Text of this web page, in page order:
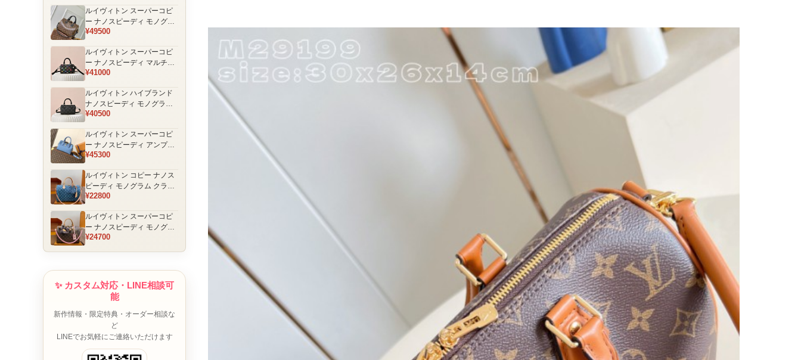
気モデル
ルイヴィトン スーパーコピ
ー ナノスピーディ モノグラ
ム ブラックハンドル 2WAY
¥49500
ルイヴィトン スーパーコピ
ー ナノスピーディ マルチカ
ラーモノグラム ミニボスト
ス
¥41000
ルイヴィトン ハイブランド
ナノスピーディ モノグラム
シャドウ 2WAYミニバッグ
¥40500
ルイヴィトン スーパーコピ
ー ナノスピーディ アンプラ
ントレザー ミニボストンバ
すめ
¥45300
ルイヴィトン コピー ナノス
ピーディ モノグラム クラシ
ックデザイン ミニボストン
¥22800
ルイヴィトン スーパーコピ
ー ナノスピーディ モノグラ
ム チャーム装飾 ミニボスト
¥24700
✨ カスタム対応・LINE相談可
能
新作情報・限定特典・オーダー相談な
ど
LINEでお気軽にご連絡いただけます